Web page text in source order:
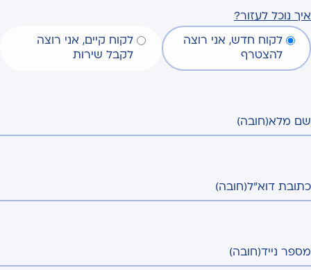
איך נוכל לעזור?
לקוח חדש, אני רוצה
להצטרף
לקוח קיים, אני רוצה
לקבל שירות
שם מלא(חובה)
כתובת דוא"ל(חובה)
מספר נייד(חובה)